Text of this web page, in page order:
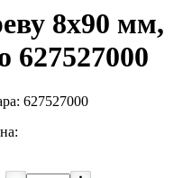
8x90 мм,
627527000
627527000